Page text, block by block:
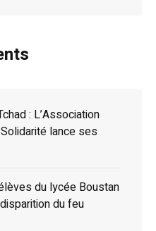
: L’Association
lance ses
du lycée Boustan
du feu